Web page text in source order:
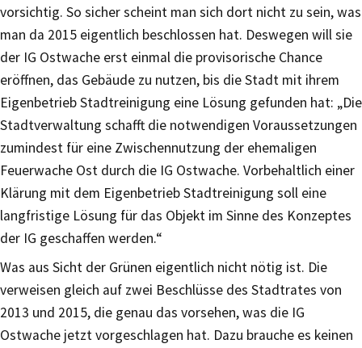
vorsichtig. So sicher scheint man sich dort nicht zu sein, was
man da 2015 eigentlich beschlossen hat. Deswegen will sie
der IG Ostwache erst einmal die provisorische Chance
eröffnen, das Gebäude zu nutzen, bis die Stadt mit ihrem
Eigenbetrieb Stadtreinigung eine Lösung gefunden hat: „Die
Stadtverwaltung schafft die notwendigen Voraussetzungen
zumindest für eine Zwischennutzung der ehemaligen
Feuerwache Ost durch die IG Ostwache. Vorbehaltlich einer
Klärung mit dem Eigenbetrieb Stadtreinigung soll eine
langfristige Lösung für das Objekt im Sinne des Konzeptes
der IG geschaffen werden.“
Was aus Sicht der Grünen eigentlich nicht nötig ist. Die
verweisen gleich auf zwei Beschlüsse des Stadtrates von
2013 und 2015, die genau das vorsehen, was die IG
Ostwache jetzt vorgeschlagen hat. Dazu brauche es keinen